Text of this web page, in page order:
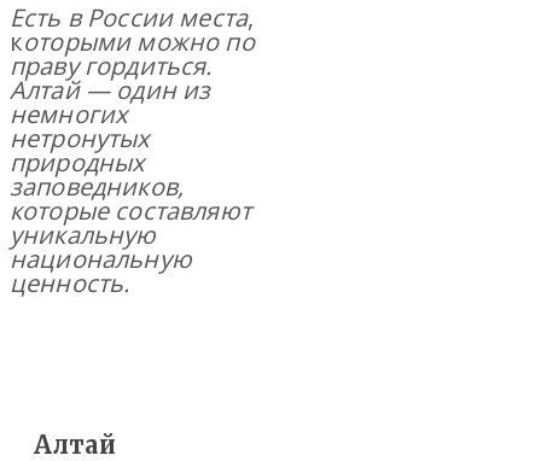
Есть в России места,
которыми можно по
праву гордиться.
Алтай — один из
немногих
нетронутых
природных
заповедников,
которые составляют
уникальную
национальную
ценность.
Алтай